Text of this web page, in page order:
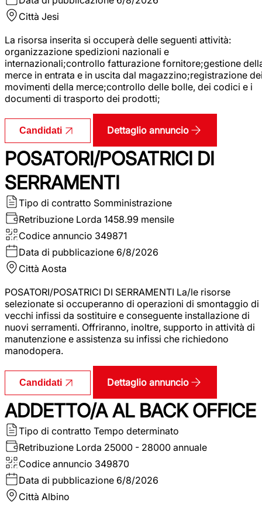
Città Jesi
La risorsa inserita si occuperà delle seguenti attività:
organizzazione spedizioni nazionali e
internazionali;controllo fatturazione fornitore;gestione
merce in entrata e in uscita dal magazzino;registrazione
movimenti della merce;controllo delle bolle, dei codici e i
documenti di trasporto dei prodotti;
Candidati Dettaglio annuncio
POSATORI/POSATRICI DI
SERRAMENTI
Tipo di contratto Somministrazione
Retribuzione Lorda 1458.99 mensile
Codice annuncio 349871
Data di pubblicazione 6/8/2026
Città Aosta
POSATORI/POSATRICI DI SERRAMENTI La/le risorse
selezionate si occuperanno di operazioni di smontaggio di
vecchi infissi da sostituire e conseguente installazione di
nuovi serramenti. Offriranno, inoltre, supporto in attività di
manutenzione e assistenza su infissi che richiedono
manodopera.
Candidati Dettaglio annuncio
ADDETTO/A AL BACK OFFICE
Tipo di contratto Tempo determinato
Retribuzione Lorda 25000 - 28000 annuale
Codice annuncio 349870
Data di pubblicazione 6/8/2026
Città Albino